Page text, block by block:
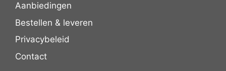
Aanbiedingen
Bestellen & leveren
Privacybeleid
Contact